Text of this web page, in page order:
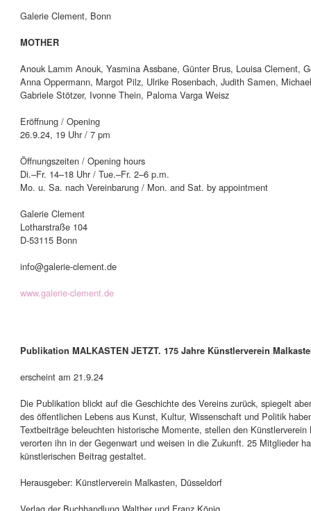
Galerie Clement, Bonn
MOTHER
Anouk Lamm Anouk, Yasmina Assbane, Günter Brus, Louisa Clement,
Anna Oppermann, Margot Pilz, Ulrike Rosenbach, Judith Samen,
Gabriele Stötzer, Ivonne Thein, Paloma Varga Weisz
Eröffnung / Opening
26.9.24, 19 Uhr / 7 pm
Öffnungszeiten / Opening hours
Di.–Fr. 14–18 Uhr / Tue.–Fr. 2–6 p.m.
Mo. u. Sa. nach Vereinbarung / Mon. and Sat. by appointment
Galerie Clement
Lotharstraße 104
D-53115 Bonn
info@galerie-clement.de
www.galerie-clement.de
Publikation MALKASTEN JETZT. 175 Jahre Künstlerverein
erscheint am 21.9.24
Die Publikation blickt auf die Geschichte des Vereins zurück, spiegelt
des öffentlichen Lebens aus Kunst, Kultur, Wissenschaft und Politik
Textbeiträge beleuchten historische Momente, stellen den
verorten ihn in der Gegenwart und weisen in die Zukunft. 25 Mitglieder
künstlerischen Beitrag gestaltet.
Herausgeber: Künstlerverein Malkasten, Düsseldorf